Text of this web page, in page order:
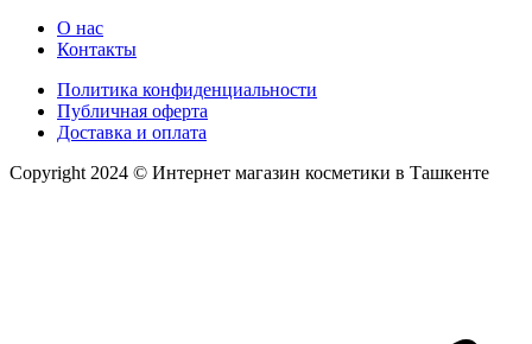
О нас
Контакты
Политика конфиденциальности
Публичная оферта
Доставка и оплата
Copyright 2024 © Интернет магазин косметики в Ташкенте